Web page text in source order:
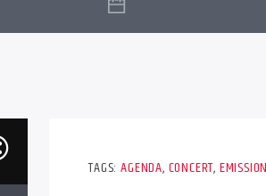
TAGS:AGENDA, CONCERT,